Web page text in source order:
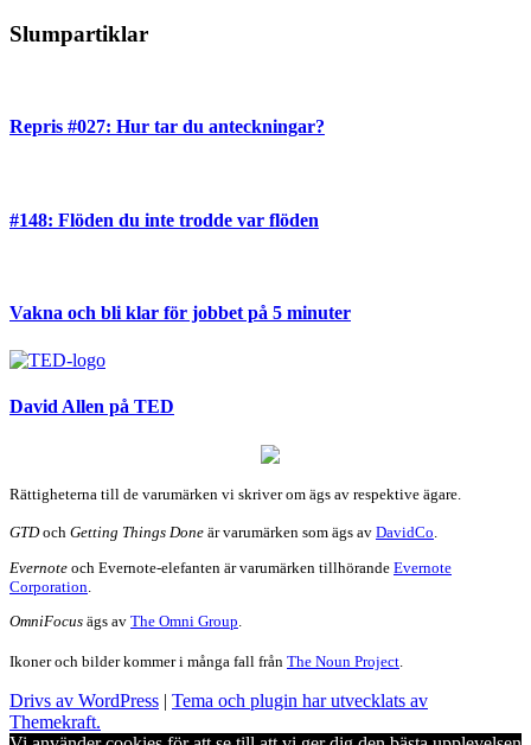
Slumpartiklar
Repris #027: Hur tar du anteckningar?
#148: Flöden du inte trodde var flöden
Vakna och bli klar för jobbet på 5 minuter
David Allen på TED
Rättigheterna till de varumärken vi skriver om ägs av respektive ägare.
GTDoch Getting Things Done är varumärken som ägs av DavidCo.
Evernote och Evernote-elefanten är varumärken tillhörande Evernote
Corporation
OmniFocus ägs av The Omni Group.
Ikoner och bilder kommer i många fall från The Noun Project.
Drivs av WordPress | Tema och plugin har utvecklats av
Themekraft.